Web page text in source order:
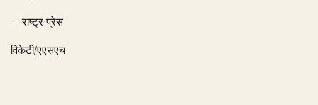
-- राष्ट्र प्रेस
विकेटी/एएसएच